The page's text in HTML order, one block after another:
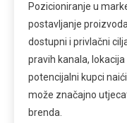
Pozicioniranje u
postavljanje
dostupni i privlačni
pravih kanala,
potencijalni kupci
može značajno
brenda.